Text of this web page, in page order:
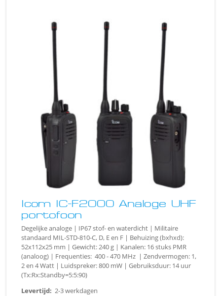
Icom IC-F2000 Analoge UHF
portofoon
Degelijke analoge | IP67 stof- en waterdicht | Militaire
standaard MIL-STD-810-C, D, E en F | Behuizing (bxhxd):
52x112x25 mm | Gewicht: 240 g | Kanalen: 16 stuks PMR
(analoog) | Frequenties: 400 - 470 MHz | Zendvermogen: 1,
2 en 4 Watt | Luidspreker: 800 mW | Gebruiksduur: 14 uur
(Tx:Rx:Standby=5:5:90)
Levertijd: 2-3 werkdagen